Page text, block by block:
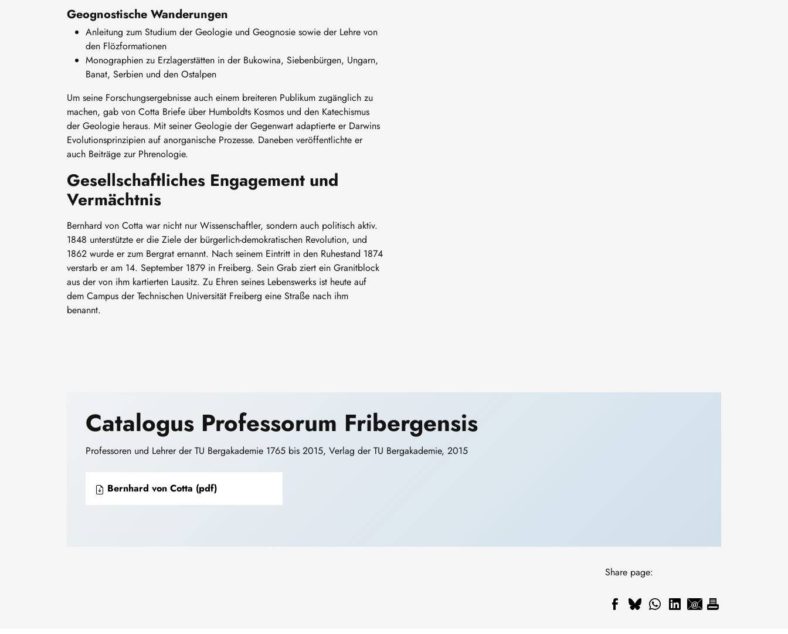
Geognostische Wanderungen
Anleitung zum Studium der Geologie und Geognosie sowie der Lehre von
den Flözformationen
Monographien zu Erzlagerstätten in der Bukowina, Siebenbürgen, Ungarn,
Banat, Serbien und den Ostalpen
Um seine Forschungsergebnisse auch einem breiteren Publikum zugänglich zu
machen, gab von Cotta Briefe über Humboldts Kosmos und den Katechismus
der Geologie heraus. Mit seiner Geologie der Gegenwart adaptierte er Darwins
Evolutionsprinzipien auf anorganische Prozesse. Daneben veröffentlichte er
auch Beiträge zur Phrenologie.
Gesellschaftliches Engagement und
Vermächtnis
Bernhard von Cotta war nicht nur Wissenschaftler, sondern auch politisch aktiv.
1848 unterstützte er die Ziele der bürgerlich-demokratischen Revolution, und
1862 wurde er zum Bergrat ernannt. Nach seinem Eintritt in den Ruhestand 1874
verstarb er am 14. September 1879 in Freiberg. Sein Grab ziert ein Granitblock
aus der von ihm kartierten Lausitz. Zu Ehren seines Lebenswerks ist heute auf
dem Campus der Technischen Universität Freiberg eine Straße nach ihm
benannt.
Catalogus Professorum Fribergensis
Professoren und Lehrer der TU Bergakademie 1765 bis 2015, Verlag der TU Bergakademie, 2015
Bernhard von Cotta (pdf)
Share page: